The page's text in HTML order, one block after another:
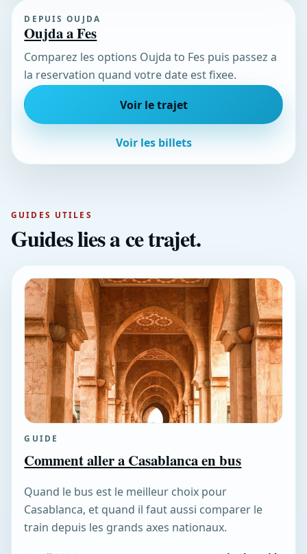
DEPUIS OUJDA
Oujda a Fes
Comparez les options Oujda to Fes puis passez a
la reservation quand votre date est fixee.
Voir le trajet
Voir les billets
GUIDES UTILES
Guides lies a ce trajet.
GUIDE
Comment aller a Casablanca en bus
Quand le bus est le meilleur choix pour
Casablanca, et quand il faut aussi comparer le
train depuis les grands axes nationaux.